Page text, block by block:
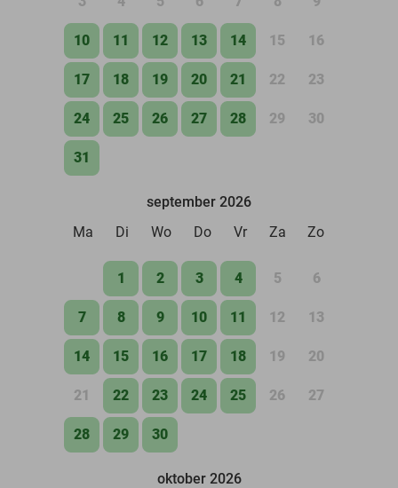
10 11 12 13 14 15 16
17 18 19 20 21 22 23
24 25 26 27 28 29 30
31
september 2026
Ma
Di Wo Do Vr Za Zo
1 2 3 4 5 6
7 8 9 10 11 12 13
14 15 16 17 18 19 20
21 22 23 24 25 26 27
28 29 30
oktober 2026